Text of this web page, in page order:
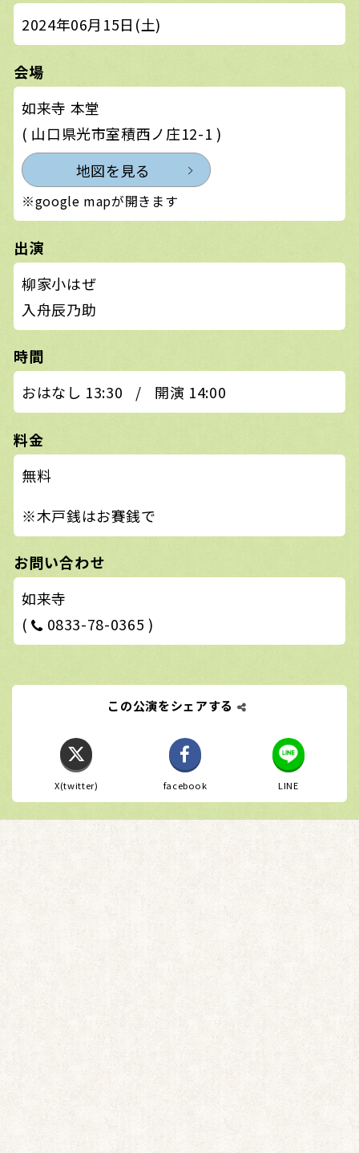
2024年06月15日(土)
会場
如来寺 本堂
( 山口県光市室積西ノ庄12-1 )
地図を見る
※google mapが開きます
出演
柳家小はぜ
入舟辰乃助
時間
おはなし 13:30
/ 開演 14:00
料金
無料
※木戸銭はお賽銭で
お問い合わせ
如来寺
( 0833-78-0365 )
この公演をシェアする
X(twitter) facebook LINE